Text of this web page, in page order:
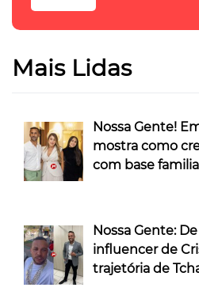
Mais Lidas
Nossa Gente!
mostra como
com base
Nossa Gente:
influencer de
trajetória de